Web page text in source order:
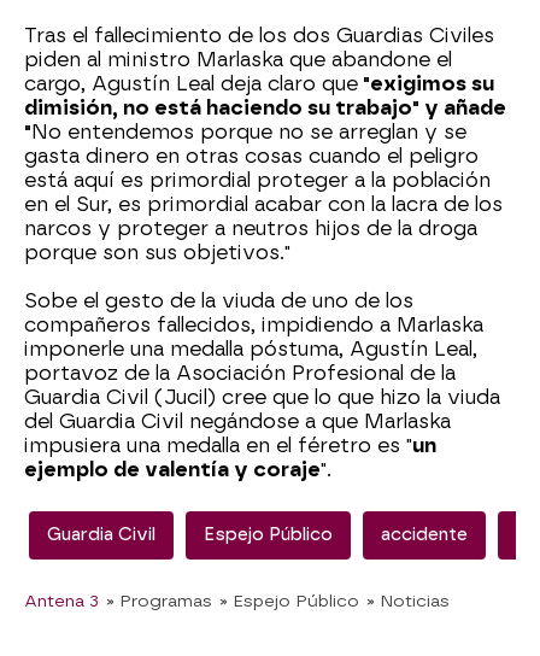
Tras el fallecimiento de los dos Guardias Civiles
piden al ministro Marlaska que abandone el
cargo, Agustín Leal deja claro que "exigimos su
dimisión, no está haciendo su trabajo" y añade
"No entendemos porque no se arreglan y se
gasta dinero en otras cosas cuando el peligro
está aquí es primordial proteger a la población
en el Sur, es primordial acabar con la lacra de los
narcos y proteger a neutros hijos de la droga
porque son sus objetivos."
Sobe el gesto de la viuda de uno de los
compañeros fallecidos, impidiendo a Marlaska
imponerle una medalla póstuma, Agustín Leal,
portavoz de la Asociación Profesional de la
Guardia Civil (Jucil) cree que lo que hizo la viuda
del Guardia Civil negándose a que Marlaska
impusiera una medalla en el féretro es "un
ejemplo de valentía y coraje".
Guardia Civil Espejo Público accidente
Antena 3 » Programas » Espejo Público » Noticias